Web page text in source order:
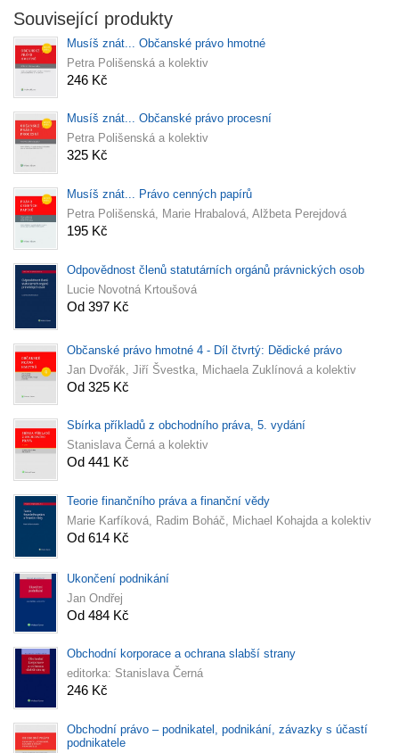
Související produkty
Musíš znát... Občanské právo hmotné
Petra Polišenská a kolektiv
246 Kč
Musíš znát... Občanské právo procesní
Petra Polišenská a kolektiv
325 Kč
Musíš znát... Právo cenných papírů
Petra Polišenská, Marie Hrabalová, Alžbeta Perejdová
195 Kč
Odpovědnost členů statutárních orgánů právnických osob
Lucie Novotná Krtoušová
Od 397 Kč
Občanské právo hmotné 4 - Díl čtvrtý: Dědické právo
Jan Dvořák, Jiří Švestka, Michaela Zuklínová a kolektiv
Od 325 Kč
Sbírka příkladů z obchodního práva, 5. vydání
Stanislava Černá a kolektiv
Od 441 Kč
Teorie finančního práva a finanční vědy
Marie Karfíková, Radim Boháč, Michael Kohajda a kolektiv
Od 614 Kč
Ukončení podnikání
Jan Ondřej
Od 484 Kč
Obchodní korporace a ochrana slabší strany
editorka: Stanislava Černá
246 Kč
Obchodní právo – podnikatel, podnikání, závazky s účastí
podnikatele